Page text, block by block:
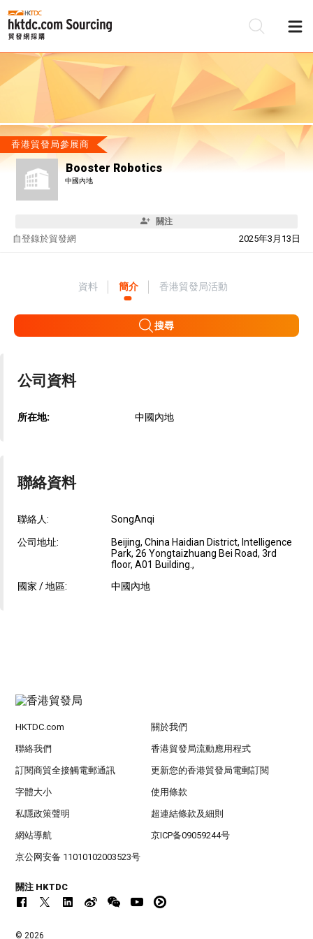
香港貿發局參展商
Booster Robotics
中國內地
關注
自 2025年3月13日
登錄於貿發網
資料 簡介 香港貿發局活動
搜尋
公司資料
所在地: 中國內地
聯絡資料
聯絡人: SongAnqi
公司地址:
Beijing, China Haidian District, Intelligence
Park, 26 Yongtaizhuang Bei Road, 3rd
floor, A01 Building.,
國家 / 地區:
中國內地
HKTDC.com 關於我們
聯絡我們 香港貿發局流動應用程式
訂閱商貿全接觸電郵通訊 更新您的香港貿發局電郵訂閱
字體大小 使用條款
私隱政策聲明 超連結條款及細則
網站導航 京ICP备09059244号
京公网安备 11010102003523号
關注 HKTDC
© 2026